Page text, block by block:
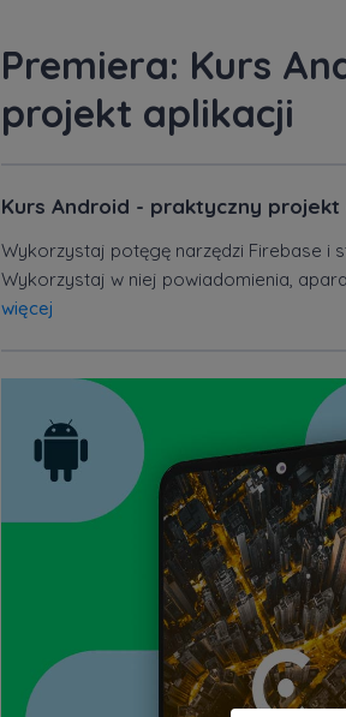
Premiera: Kurs
projekt aplikacji
Kurs Android - praktyczny projekt
Wykorzystaj potęgę narzędzi Firebase i
Wykorzystaj w niej powiadomienia,
więcej